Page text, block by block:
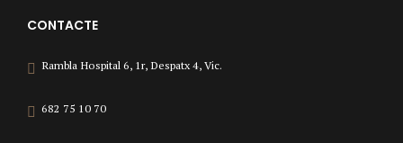
CONTACTE
Rambla Hospital 6, 1r, Despatx 4, Vic.
682 75 10 70